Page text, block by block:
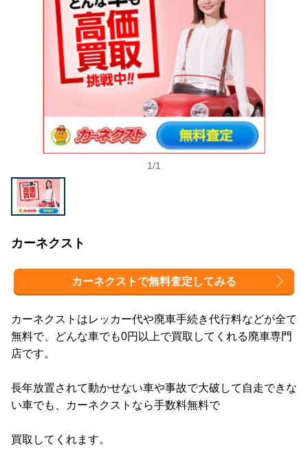
1/1
カーネクスト
カーネクストで無料査定してみる
カーネクストはレッカー代や廃車手続き代行料などが全て
無料で、どんな車でも0円以上で買取してくれる廃車専門
店です。
長年放置されて動かせない車や事故で大破して自走できな
い車でも、カーネクストなら手数料無料で
買取してくれます。